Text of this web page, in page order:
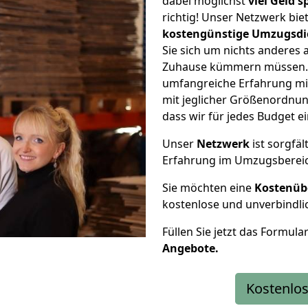
richtig! Unser Netzwerk
kostengünstige
Sie sich um nichts anderes
Zuhause kümmern
umfangreiche Erfahrung
mit jeglicher
dass wir für jedes Budget
Unser Netzwerk ist
Erfahrung im
Sie möchten eine
kostenlose und
Füllen Sie jetzt das
Angebote.